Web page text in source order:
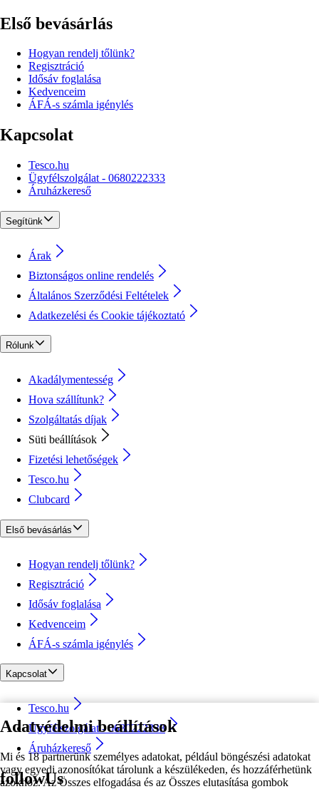
Adatvédelmi beállítások
Mi és 18 partnerünk személyes adatokat, például böngészési adatokat
vagy egyedi azonosítókat tárolunk a készülékeden, és hozzáférhetünk
azokhoz. Az Összes elfogadása és az Összes elutasítása gombok
Első bevásárlás
Hogyan rendelj tőlünk?
Regisztráció
Idősáv foglalása
Kedvenceim
ÁFÁ-s számla igénylés
Kapcsolat
Tesco.hu
Ügyfélszolgálat - 0680222333
Áruházkereső
Segítünk
Árak
Biztonságos online rendelés
Általános Szerződési Feltételek
Adatkezelési és Cookie tájékoztató
Rólunk
Akadálymentesség
Hova szállítunk?
Szolgáltatás díjak
Süti beállítások
Fizetési lehetőségek
Tesco.hu
Clubcard
Első bevásárlás
Hogyan rendelj tőlünk?
Regisztráció
Idősáv foglalása
Kedvenceim
ÁFÁ-s számla igénylés
Kapcsolat
Tesco.hu
Ügyfélszolgálat - 0680222333
Áruházkereső
followUs